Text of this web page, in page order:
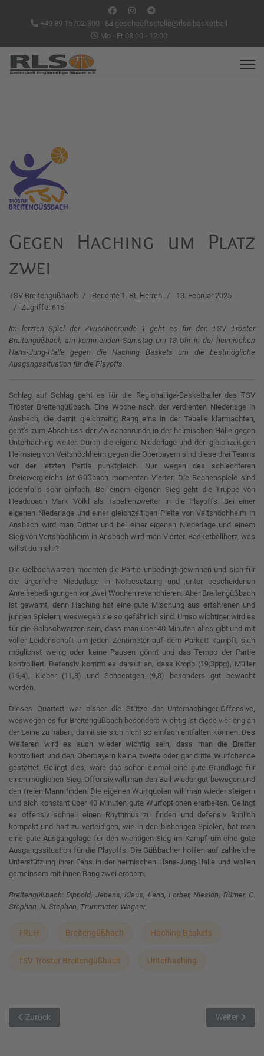
+49 89 15702-300
geschaeftsstelle@rlso.basketball
Mo - Fr 08:00 - 12:00
Gegen Haching um Platz
zwei
TSV Breitengüßbach Berichte 1. RL Herren
13. Februar 2025
Zugriffe: 615
Im letzten Spiel der Zwischenrunde 1 geht es für den TSV Tröster
Breitengüßbach am kommenden Samstag um 18 Uhr in der heimischen
Hans-Jung-Halle gegen die Haching Baskets um die bestmögliche
Ausgangssituation für die Playoffs.
Schlag auf Schlag geht es für die Regionalliga-Basketballer des TSV
Tröster Breitengüßbach. Eine Woche nach der verdienten Niederlage in
Ansbach, die damit gleichzeitig Rang eins in der Tabelle klarmachten,
geht’s zum Abschluss der Zwischenrunde in der heimischen Halle gegen
Unterhaching weiter. Durch die eigene Niederlage und den gleichzeitigen
Heimsieg von Veitshöchheim gegen die Oberbayern sind diese drei Teams
vor der letzten Partie punktgleich. Nur wegen des schlechteren
Dreiervergleichs ist Güßbach momentan Vierter. Die Rechenspiele sind
jedenfalls sehr einfach. Bei einem eigenen Sieg geht die Truppe von
Headcoach Mark Völkl als Tabellenzweiter in die Playoffs. Bei einer
eigenen Niederlage und einer gleichzeitigen Pleite von Veitshöchheim in
Ansbach wird man Dritter und bei einer eigenen Niederlage und einem
Sieg von Veitshöchheim in Ansbach wird man Vierter. Basketballherz, was
willst du mehr?
Die Gelbschwarzen möchten die Partie unbedingt gewinnen und sich für
die ärgerliche Niederlage in Notbesetzung und unter bescheidenen
Anreisebedingungen vor zwei Wochen revanchieren. Aber Breitengüßbach
ist gewarnt, denn Haching hat eine gute Mischung aus erfahrenen und
jungen Spielern, weswegen sie so gefährlich sind. Umso wichtiger wird es
für die Gelbschwarzen sein, dass man über 40 Minuten alles gibt und mit
voller Leidenschaft um jeden Zentimeter auf dem Parkett kämpft, sich
möglichst wenig oder keine Pausen gönnt und das Tempo der Partie
kontrolliert. Defensiv kommt es darauf an, dass Kropp (19,3ppg), Müller
(16,4), Kleber (11,8) und Schoentgen (9,8) besonders gut bewacht
werden.
Dieses Quartett war bisher die Stütze der Unterhachinger-Offensive,
weswegen es für Breitengüßbach besonders wichtig ist diese vier eng an
der Leine zu haben, damit sie sich nicht so einfach entfalten können. Des
Weiteren wird es auch wieder wichtig sein, dass man die Bretter
kontrolliert und den Oberbayern keine zweite oder gar dritte Wurfchance
gestattet. Gelingt dies, wäre das schon einmal eine gute Grundlage für
einen möglichen Sieg. Offensiv will man den Ball wieder gut bewegen und
den freien Mann finden. Die eigenen Wurfquoten will man wieder steigern
und sich konstant über 40 Minuten gute Wurfoptionen erarbeiten. Gelingt
es offensiv schnell einen Rhythmus zu finden und defensiv ähnlich
kompakt und hart zu verteidigen, wie in den bisherigen Spielen, hat man
eine gute Ausgangslage für den wichtigen Sieg im Kampf um eine gute
Ausgangssituation für die Playoffs. Die Güßbacher hoffen auf zahlreiche
Unterstützung ihrer Fans in der heimischen Hans-Jung-Halle und wollen
gemeinsam mit ihnen Rang zwei erobern.
Breitengüßbach: Dippold, Jebens, Klaus, Land, Lorber, Nieslon, Rümer, C.
Stephan, N. Stephan, Trummeter, Wagner
1RLH Breitengüßbach Haching Baskets
TSV Tröster Breitengüßbach Unterhaching
Vorheriger Beitrag: Showdown in der Zwischenrunde - Titans zu
Zurück Nächster
Weiter